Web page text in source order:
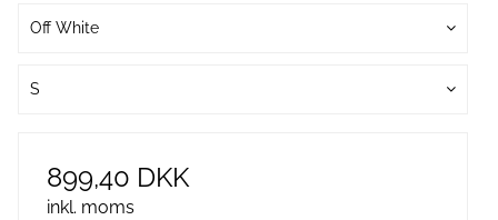
Off White
S
899,40 DKK
inkl. moms